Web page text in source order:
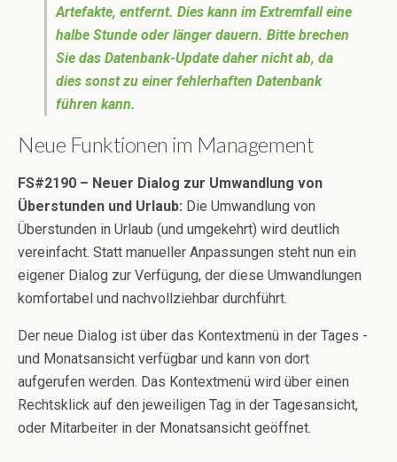
Artefakte, entfernt. Dies kann im Extremfall eine
halbe Stunde oder länger dauern. Bitte brechen
Sie das Datenbank-Update daher nicht ab, da
dies sonst zu einer fehlerhaften Datenbank
führen kann.
Neue Funktionen im Management
FS#2190 – Neuer Dialog zur Umwandlung von
Überstunden und Urlaub: Die Umwandlung von
Überstunden in Urlaub (und umgekehrt) wird deutlich
vereinfacht. Statt manueller Anpassungen steht nun ein
eigener Dialog zur Verfügung, der diese Umwandlungen
komfortabel und nachvollziehbar durchführt.
Der neue Dialog ist über das Kontextmenü in der Tages -
und Monatsansicht verfügbar und kann von dort
aufgerufen werden. Das Kontextmenü wird über einen
Rechtsklick auf den jeweiligen Tag in der Tagesansicht,
oder Mitarbeiter in der Monatsansicht geöffnet.